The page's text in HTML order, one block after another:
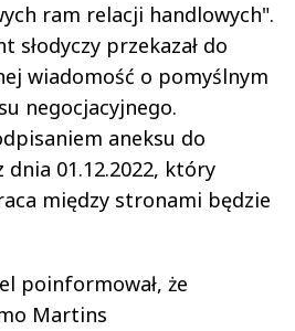
ram relacji handlowych".
słodyczy przekazał do
wiadomość o pomyślnym
negocjacyjnego.
aneksu do
dnia 01.12.2022, który
między stronami będzie
poinformował, że
Martins